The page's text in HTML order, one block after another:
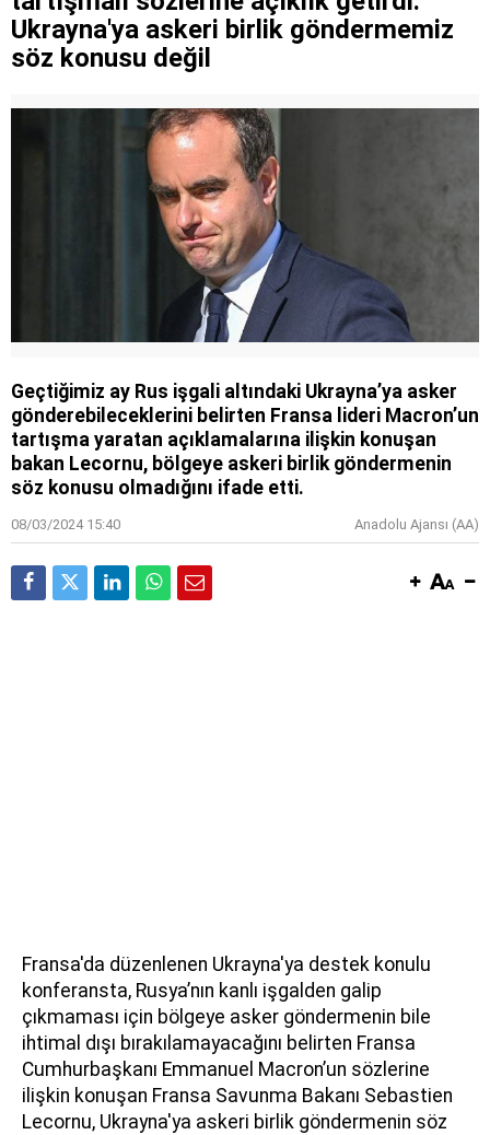
Ukrayna'ya askeri birlik göndermemiz
söz konusu değil
Geçtiğimiz ay Rus işgali altındaki Ukrayna’ya asker
gönderebileceklerini belirten Fransa lideri Macron’un
tartışma yaratan açıklamalarına ilişkin konuşan
bakan Lecornu, bölgeye askeri birlik göndermenin
söz konusu olmadığını ifade etti.
08/03/2024 15:40 Anadolu Ajansı (AA)
Fransa'da düzenlenen Ukrayna'ya destek konulu
konferansta, Rusya’nın kanlı işgalden galip
çıkmaması için bölgeye asker göndermenin bile
ihtimal dışı bırakılamayacağını belirten Fransa
Cumhurbaşkanı Emmanuel Macron’un sözlerine
ilişkin konuşan Fransa Savunma Bakanı Sebastien
Lecornu, Ukrayna'ya askeri birlik göndermenin söz